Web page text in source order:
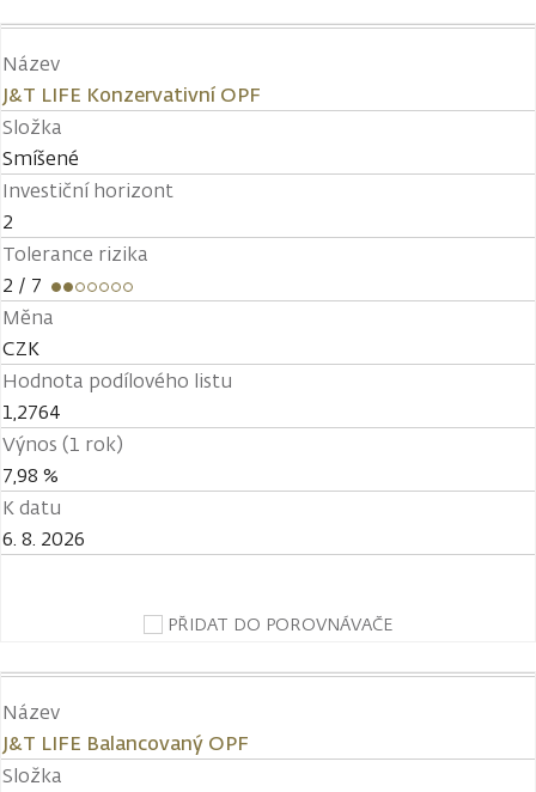
Název
J&T LIFE Konzervativní OPF
Složka
Smíšené
Investiční horizont
2
Tolerance rizika
2 / 7
Měna
CZK
Hodnota podílového listu
1,2764
Výnos (1 rok)
7,98 %
K datu
6. 8. 2026
PŘIDAT DO POROVNÁVAČE
Název
J&T LIFE Balancovaný OPF
Složka